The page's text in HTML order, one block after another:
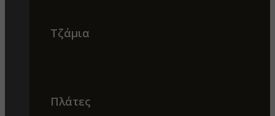
Τζάμια
Πλάτες